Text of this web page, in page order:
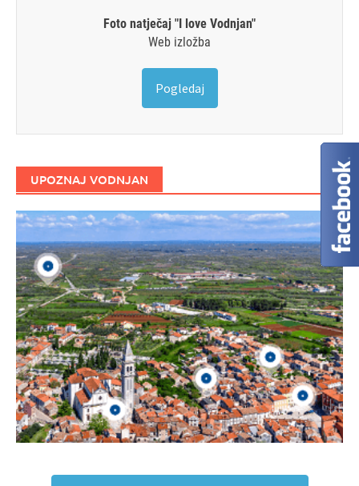
Foto natječaj "I love Vodnjan"
Web izložba
Pogledaj
UPOZNAJ VODNJAN